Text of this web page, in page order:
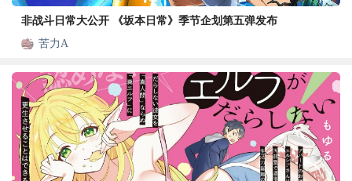
非战斗日常大公开 《坂本日常》季节企划第五弹发布
苦力A